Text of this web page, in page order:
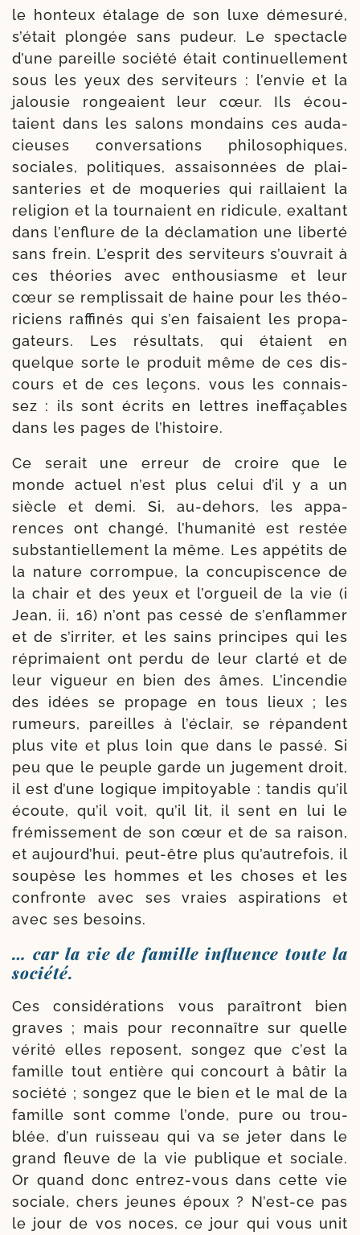
le hon­teux éta­lage de son luxe déme­su­ré,
s’était plon­gée sans pudeur. Le spec­tacle
d’une pareille socié­té était conti­nuel­le­ment
sous les yeux des ser­vi­teurs : l’envie et la
jalou­sie ron­geaient leur cœur. Ils écou­
taient dans les salons mon­dains ces auda­
cieuses conver­sa­tions phi­lo­so­phiques,
sociales, poli­tiques, assai­son­nées de plai­
san­te­ries et de moque­ries qui raillaient la
reli­gion et la tour­naient en ridi­cule, exal­tant
dans l’enflure de la décla­ma­tion une liber­té
sans frein. L’esprit des ser­vi­teurs s’ouvrait à
ces théo­ries avec enthou­siasme et leur
cœur se rem­plis­sait de haine pour les théo­
ri­ciens raf­fi­nés qui s’en fai­saient les pro­pa­
ga­teurs. Les résul­tats, qui étaient en
quelque sorte le pro­duit même de ces dis­
cours et de ces leçons, vous les connais­
sez : ils sont écrits en lettres inef­fa­çables
dans les pages de l’histoire.
Ce serait une erreur de croire que le
monde actuel n’est plus celui d’il y a un
siècle et demi. Si, au-​dehors, les appa­
rences ont chan­gé, l’humanité est res­tée
sub­stan­tiel­le­ment la même. Les appé­tits de
la nature cor­rom­pue, la concu­pis­cence de
la chair et des yeux et l’orgueil de la vie (i
Jean, ii, 16) n’ont pas ces­sé de s’enflammer
et de s’irriter, et les sains prin­cipes qui les
répri­maient ont per­du de leur clar­té et de
leur vigueur en bien des âmes. L’incendie
des idées se pro­page en tous lieux ; les
rumeurs, pareilles à l’éclair, se répan­dent
plus vite et plus loin que dans le pas­sé. Si
peu que le peuple garde un juge­ment droit,
il est d’une logique impi­toyable : tan­dis qu’il
écoute, qu’il voit, qu’il lit, il sent en lui le
fré­mis­se­ment de son cœur et de sa rai­son,
et aujourd’hui, peut-​être plus qu’autrefois, il
sou­pèse les hommes et les choses et les
confronte avec ses vraies aspi­ra­tions et
avec ses besoins.
… car la vie de famille influence toute la
société.
Ces consi­dé­ra­tions vous paraî­tront bien
graves ; mais pour recon­naître sur quelle
véri­té elles reposent, son­gez que c’est la
famille tout entière qui concourt à bâtir la
socié­té ; son­gez que le bien et le mal de la
famille sont comme l’onde, pure ou trou­
blée, d’un ruis­seau qui va se jeter dans le
grand fleuve de la vie publique et sociale.
Or quand donc entrez-​vous dans cette vie
sociale, chers jeunes époux ? N’est-ce pas
le jour de vos noces, ce jour qui vous unit